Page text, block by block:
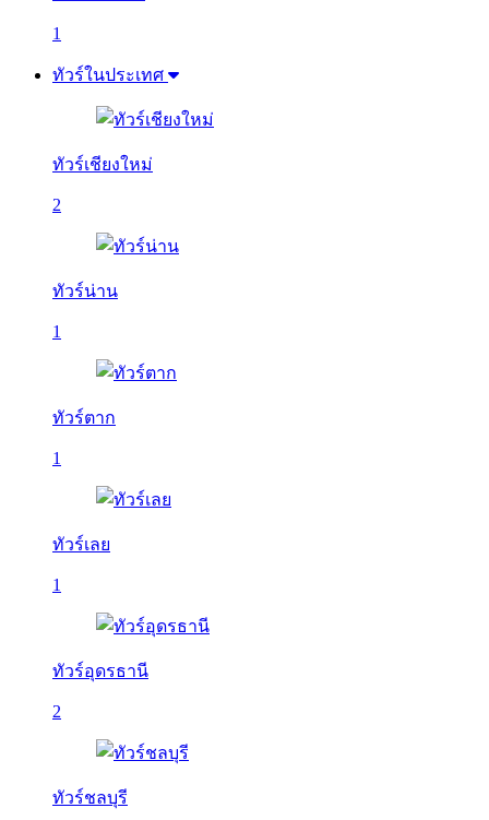
1
ทัวร์ในประเทศ
ทัวร์เชียงใหม่
2
ทัวร์น่าน
1
ทัวร์ตาก
1
ทัวร์เลย
1
ทัวร์อุดรธานี
2
ทัวร์ชลบุรี